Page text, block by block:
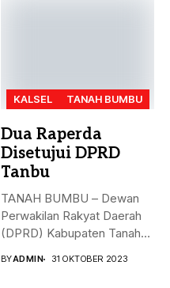
KALSEL TANAH BUMBU
Dua Raperda
Disetujui DPRD
Tanbu
TANAH BUMBU – Dewan
Perwakilan Rakyat Daerah
(DPRD) Kabupaten Tanah
BYADMIN 31 OKTOBER 2023